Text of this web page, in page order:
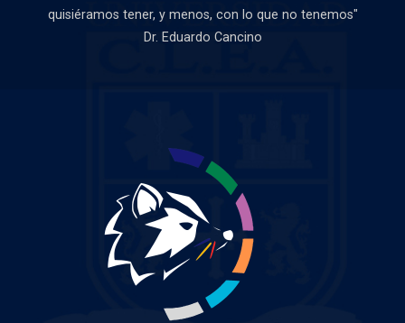
quisiéramos tener, y menos, con lo que no tenemos"
Dr. Eduardo Cancino